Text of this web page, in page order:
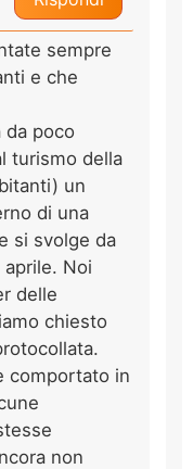
sempre
e che
da poco
turismo della
un
di una
si svolge da
Noi
delle
chiesto
comportato in
non